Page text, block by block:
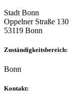
Stadt Bonn
Oppelner Straße 130
53119 Bonn
Zuständigkeitsbereich:
Bonn
Kontakt: